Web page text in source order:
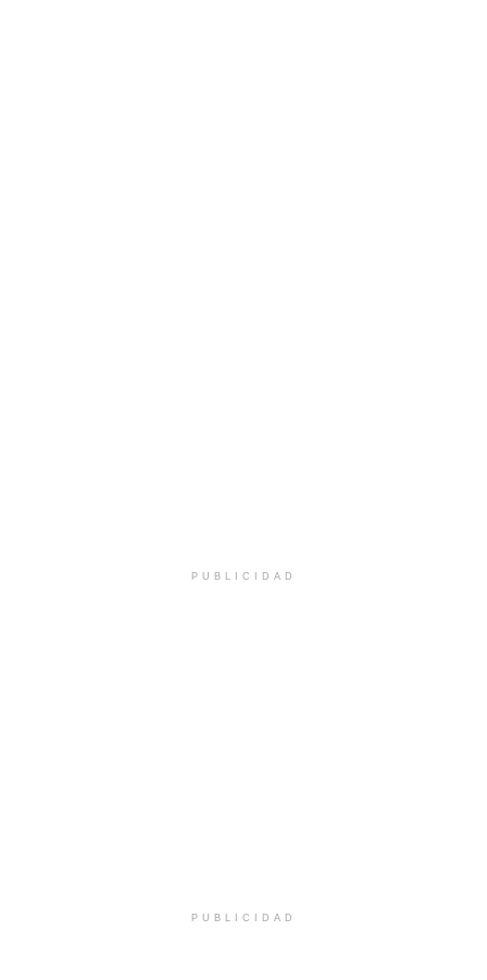
PUBLICIDAD
PUBLICIDAD